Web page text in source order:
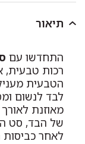
תיאור
התחדשו עם
רכות טבעית,
הטבעית
לבד לנשום
מאוזנת
של הבד, סט
לאחר כביסות